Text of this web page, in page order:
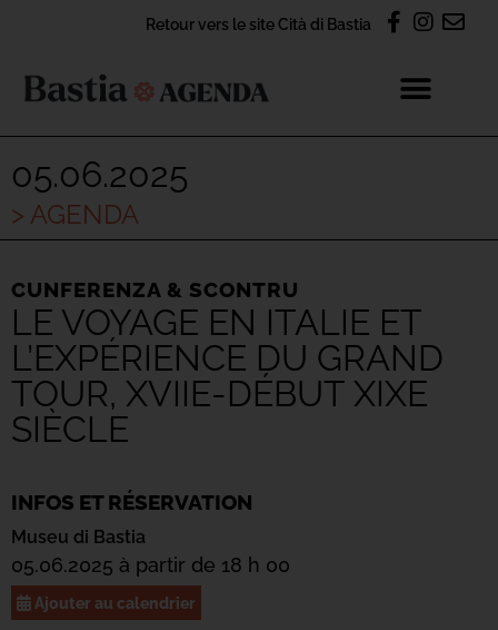
Retour vers le site Cità di Bastia
05.06.2025
> AGENDA
CUNFERENZA & SCONTRU
LE VOYAGE EN ITALIE ET
L’EXPÉRIENCE DU GRAND
TOUR, XVIIE-DÉBUT XIXE
SIÈCLE
INFOS ET RÉSERVATION
Museu di Bastia
05.06.2025 à partir de 18 h 00
Ajouter au calendrier